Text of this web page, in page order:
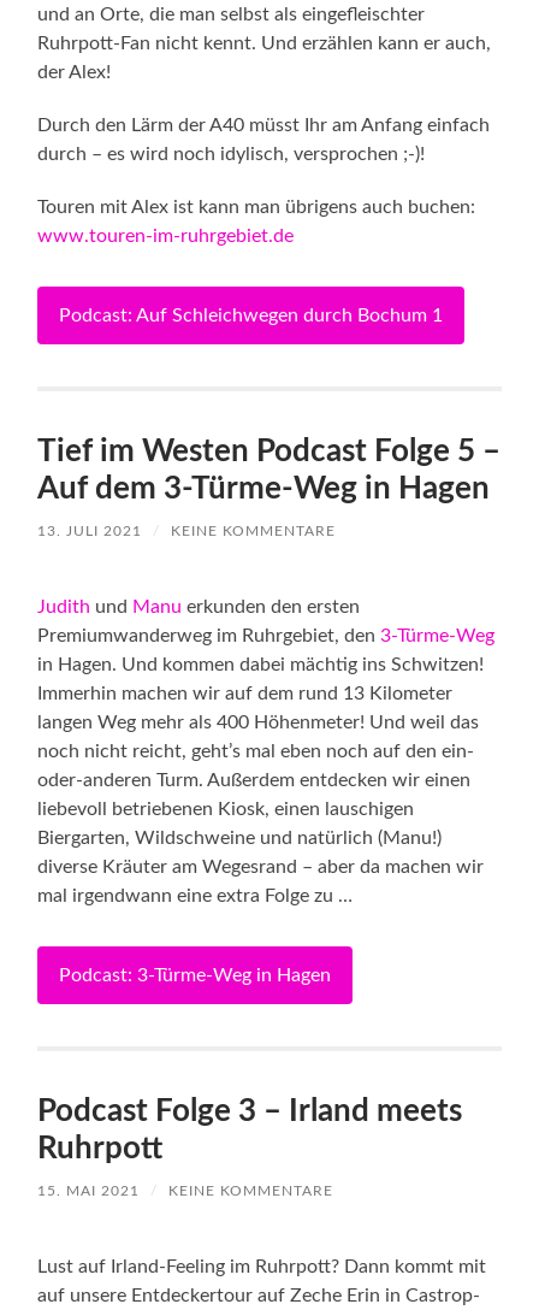
und an Orte, die man selbst als eingefleischter
Ruhrpott-Fan nicht kennt. Und erzählen kann er auch,
der Alex!
Durch den Lärm der A40 müsst Ihr am Anfang einfach
durch – es wird noch idylisch, versprochen ;-)!
Touren mit Alex ist kann man übrigens auch buchen:
www.touren-im-ruhrgebiet.de
Podcast: Auf Schleichwegen durch Bochum 1
Tief im Westen Podcast Folge 5 –
Auf dem 3-Türme-Weg in Hagen
13. JULI 2021 / KEINE KOMMENTARE
Judith und Manu erkunden den ersten
Premiumwanderweg im Ruhrgebiet, den3-Türme-Weg
in Hagen. Und kommen dabei mächtig ins Schwitzen!
Immerhin machen wir auf dem rund 13 Kilometer
langen Weg mehr als 400 Höhenmeter! Und weil das
noch nicht reicht, geht’s mal eben noch auf den ein-
oder-anderen Turm. Außerdem entdecken wir einen
liebevoll betriebenen Kiosk, einen lauschigen
Biergarten, Wildschweine und natürlich (Manu!)
diverse Kräuter am Wegesrand – aber da machen wir
mal irgendwann eine extra Folge zu …
Podcast: 3-Türme-Weg in Hagen
Podcast Folge 3 – Irland meets
Ruhrpott
15. MAI 2021 / KEINE KOMMENTARE
Lust auf Irland-Feeling im Ruhrpott? Dann kommt mit
auf unsere Entdeckertour auf Zeche Erin in Castrop-